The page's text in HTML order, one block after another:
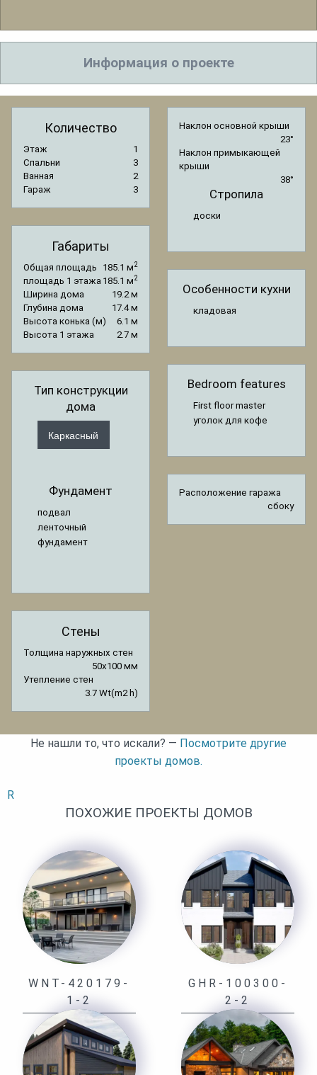
Информация о проекте
Количество
Этаж
1
Спальни
3
Ванная
2
Гараж
3
Габариты
Общая площадь 185.1 м2
площадь 1 этажа 185.1 м2
Ширина дома
19.2 м
Глубина дома
17.4 м
Высота конька (м)
6.1 м
Высота 1 этажа
2.7 м
Тип конструкции
дома
Каркасный
Фундамент
подвал
ленточный
фундамент
Стены
Толщина наружных стен
50x100 мм
Утепление стен
3.7 Wt(m2 h)
Наклон основной крыши
23°
Наклон примыкающей
крыши
38°
Стропила
доски
Особенности кухни
кладовая
Bedroom features
First floor master
уголок для кофе
Расположение гаража
сбоку
Не нашли то, что искали? — Посмотрите другие
проекты домов.
R
ПОХОЖИЕ ПРОЕКТЫ ДОМОВ
WNT-420179-
1-2
GHR-100300-
2-2